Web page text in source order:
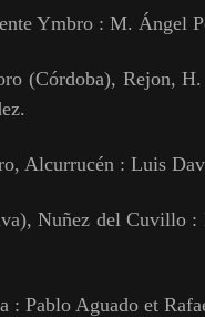
Ymbro : M. Ángel
(Córdoba), Rejon, H.
Alcurrucén : Luis
Nuñez del Cuvillo
: Pablo Aguado et